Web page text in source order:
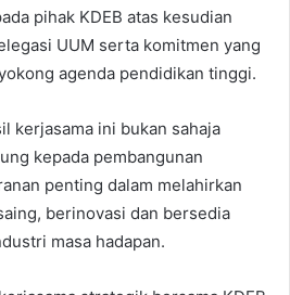
pihak KDEB atas kesudian
UUM serta komitmen yang
agenda pendidikan tinggi.
kerjasama ini bukan sahaja
kepada pembangunan
penting dalam melahirkan
berinovasi dan bersedia
masa hadapan.